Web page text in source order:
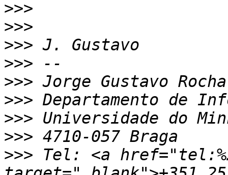
>>>
>>>
>>>
>>>
>>>
>>>
>>>
>>>
>>> Tel: <a